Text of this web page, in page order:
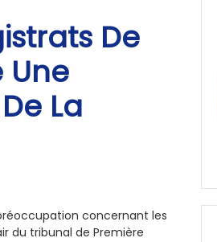
De
Une
La
concernant les
du tribunal de Première